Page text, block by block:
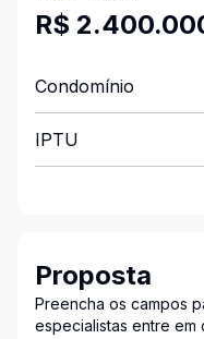
R$
Condomínio
IPTU
Proposta
Preencha os campos
especialistas entre em